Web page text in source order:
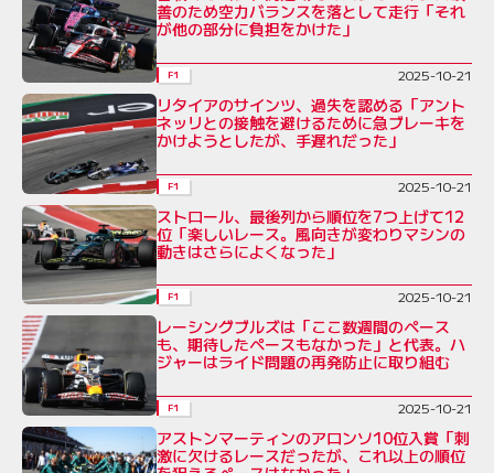
善のため空力バランスを落として走行「それ
が他の部分に負担をかけた」
F1 2025-10-21
リタイアのサインツ、過失を認める「アント
ネッリとの接触を避けるために急ブレーキを
かけようとしたが、手遅れだった」
F1 2025-10-21
ストロール、最後列から順位を7つ上げて12
位「楽しいレース。風向きが変わりマシンの
動きはさらによくなった」
F1 2025-10-21
レーシングブルズは「ここ数週間のペース
も、期待したペースもなかった」と代表。ハ
ジャーはライド問題の再発防止に取り組む
F1 2025-10-21
アストンマーティンのアロンソ10位入賞「刺
激に欠けるレースだったが、これ以上の順位